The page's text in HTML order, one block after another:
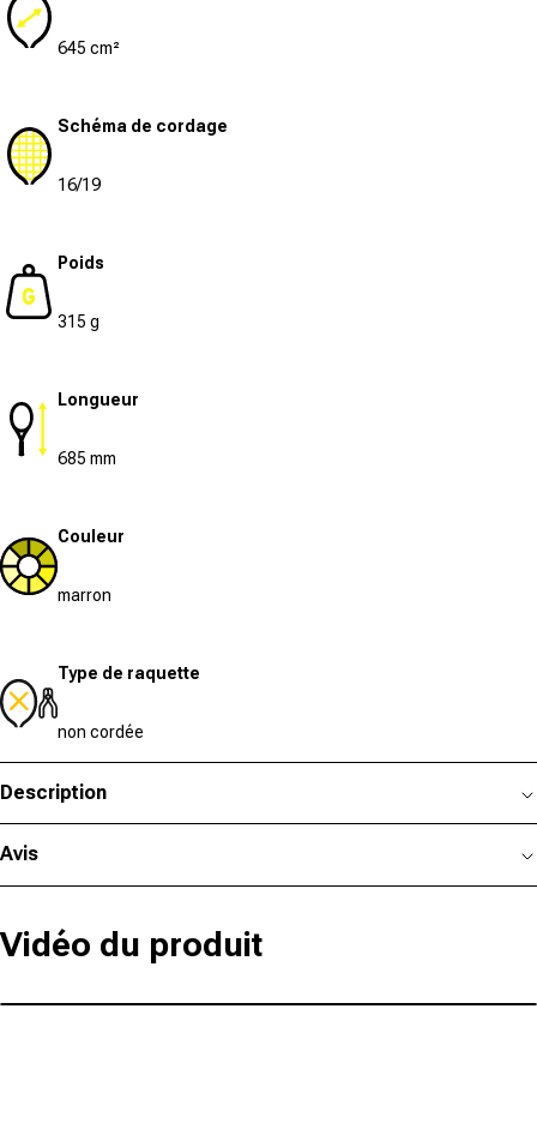
645 cm²
Schéma de cordage
16/19
Poids
315 g
Longueur
685 mm
Couleur
marron
Type de raquette
non cordée
Description
Avis
Vidéo du produit